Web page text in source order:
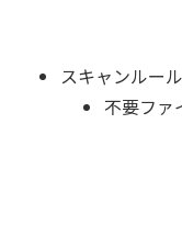
スキャンルー
不要ファ